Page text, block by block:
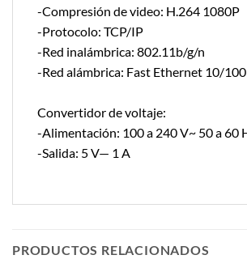
-Compresión de video: H.264 1080P
-Protocolo: TCP/IP
-Red inalámbrica: 802.11b/g/n
-Red alámbrica: Fast Ethernet 10/
Convertidor de voltaje:
-Alimentación: 100 a 240 V~ 50 a 60
-Salida: 5 V— 1 A
PRODUCTOS RELACIONADOS